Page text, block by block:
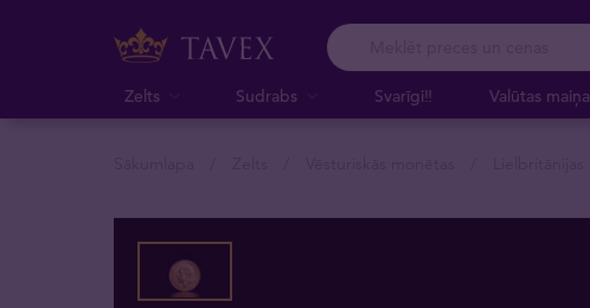
Zelts Sudrabs Svarīgi‼️ Valūtas maiņa